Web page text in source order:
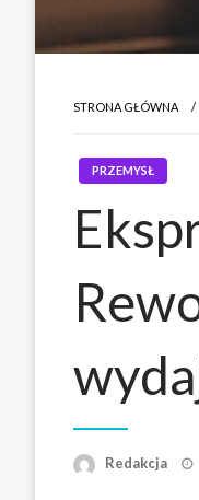
STRONA GŁÓWNA
PRZEMYSŁ
Redakcja